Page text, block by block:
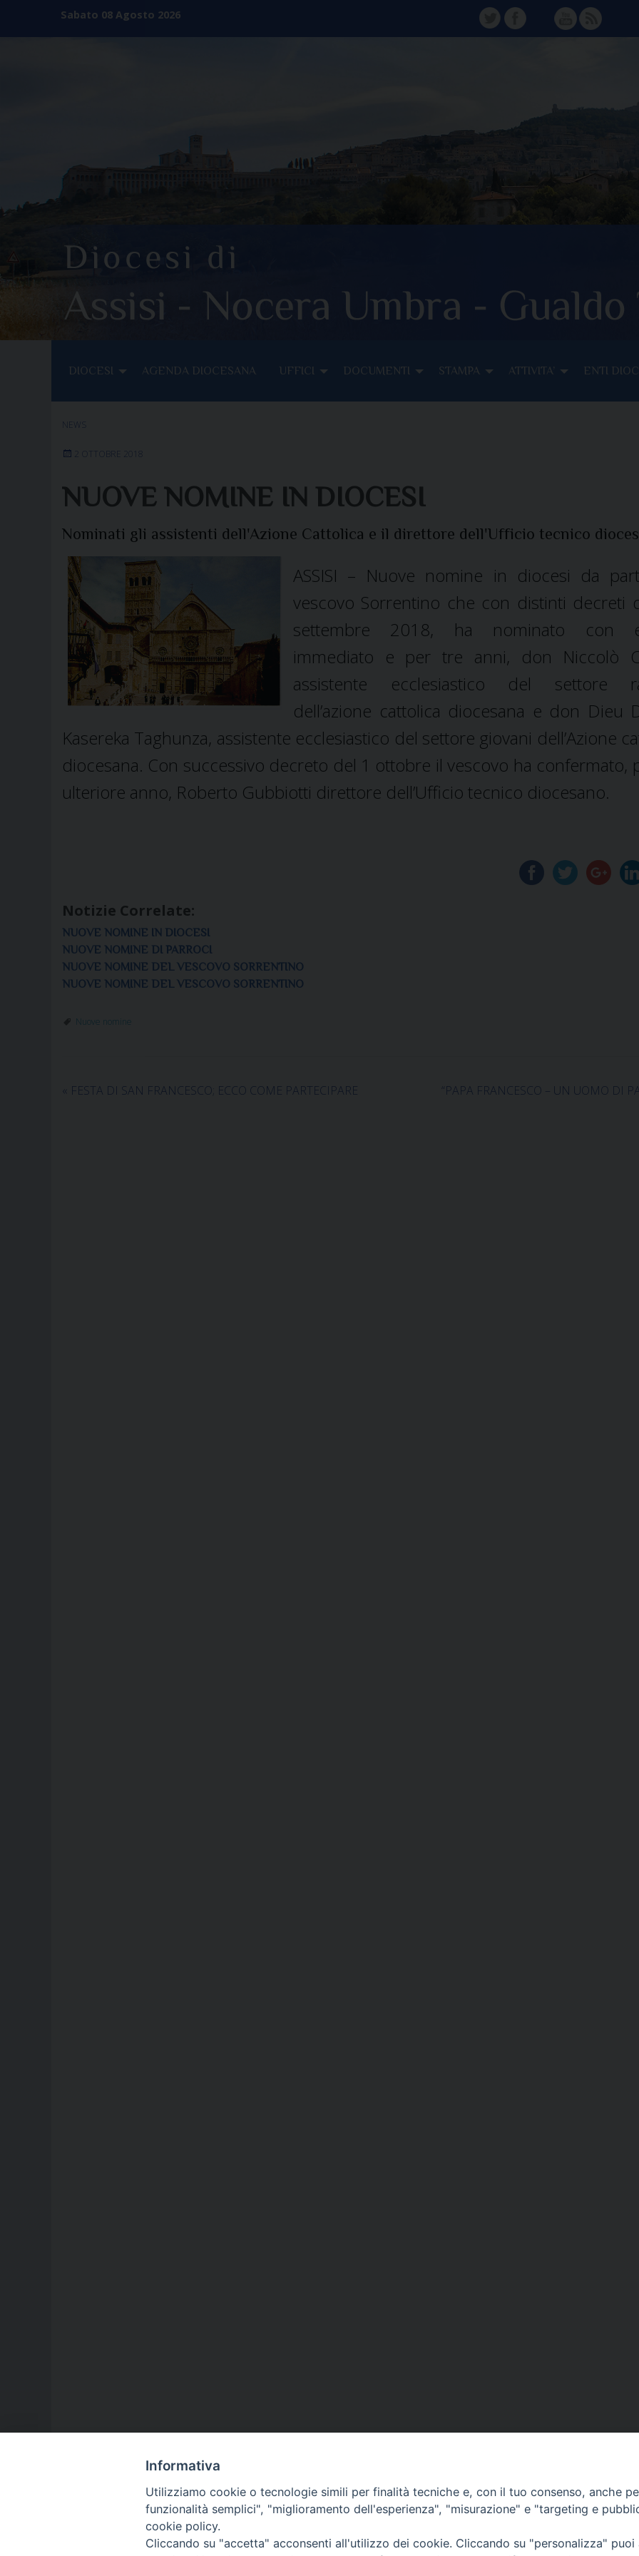
content
Sabato 08 Agosto 2026
TW FB Instagram
YT FD
DIOCESI AGENDA DIOCESANA UFFICI DOCUMENTI STAMPA ATTIVITA’ ENTI
NEWS
2 OTTOBRE 2018
NUOVE NOMINE IN DIOCESI
Nominati gli assistenti dell'Azione Cattolica e il direttore dell'Ufficio tecnico
ASSISI – Nuove nomine in diocesi da
vescovo Sorrentino che con distinti decreti
settembre 2018, ha nominato con
immediato e per tre anni, don Niccolò
assistente ecclesiastico del settore
dell’azione cattolica diocesana e don Dieu
Kasereka Taghunza, assistente ecclesiastico del settore giovani dell’Azione
diocesana. Con successivo decreto del 1 ottobre il vescovo ha confermato,
ulteriore anno, Roberto Gubbiotti direttore dell’Ufficio tecnico diocesano.
Notizie Correlate:
NUOVE NOMINE IN DIOCESI
NUOVE NOMINE DI PARROCI
NUOVE NOMINE DEL VESCOVO SORRENTINO
NUOVE NOMINE DEL VESCOVO SORRENTINO
Nuove nomine
« FESTA DI SAN FRANCESCO; ECCO COME PARTECIPARE “PAPA FRANCESCO – UN UOMO DI
Informativa
Utilizziamo cookie o tecnologie simili per finalità tecniche e, con il tuo consenso, anche
funzionalità semplici", "miglioramento dell'esperienza", "misurazione" e "targeting e
cookie policy.
Cliccando su "accetta" acconsenti all'utilizzo dei cookie. Cliccando su "personalizza"